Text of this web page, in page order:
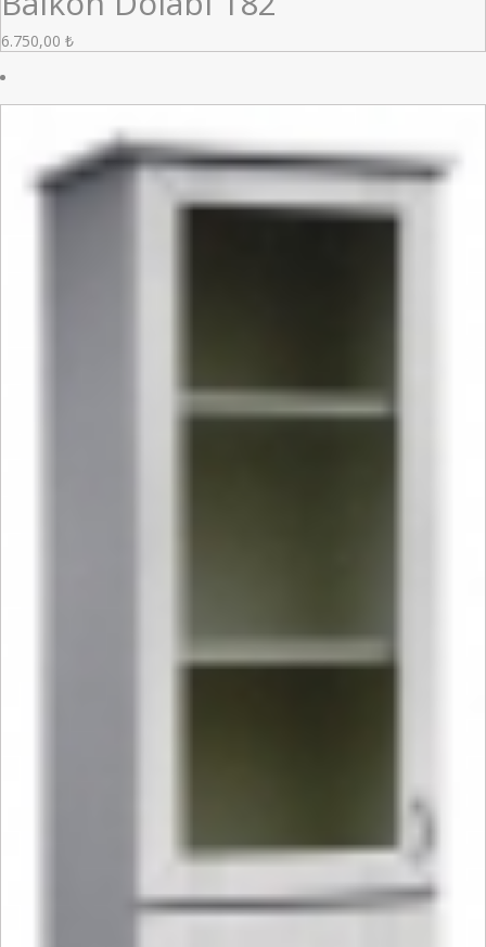
6.750,00 ₺